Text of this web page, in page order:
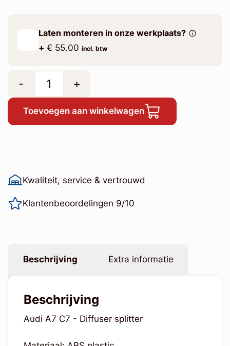
Laten monteren in onze werkplaats?
+ € 55.00 incl. btw
- +
Toevoegen aan winkelwagen
Kwaliteit, service & vertrouwd
Klantenbeoordelingen 9/10
Beschrijving Extra informatie
Beschrijving
Audi A7 C7 - Diffuser splitter